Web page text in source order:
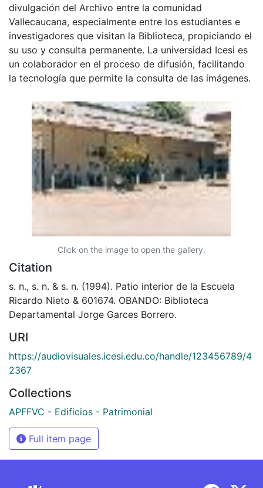
divulgación del Archivo entre la comunidad
Vallecaucana, especialmente entre los estudiantes e
investigadores que visitan la Biblioteca, propiciando el
su uso y consulta permanente. La universidad Icesi es
un colaborador en el proceso de difusión, facilitando
la tecnología que permite la consulta de las imágenes.
Click on the image to open the gallery.
Citation
s. n., s. n. & s. n. (1994). Patio interior de la Escuela
Ricardo Nieto & 601674. OBANDO: Biblioteca
Departamental Jorge Garces Borrero.
URI
https://audiovisuales.icesi.edu.co/handle/123456789/4
2367
Collections
APFFVC - Edificios - Patrimonial
Full item page